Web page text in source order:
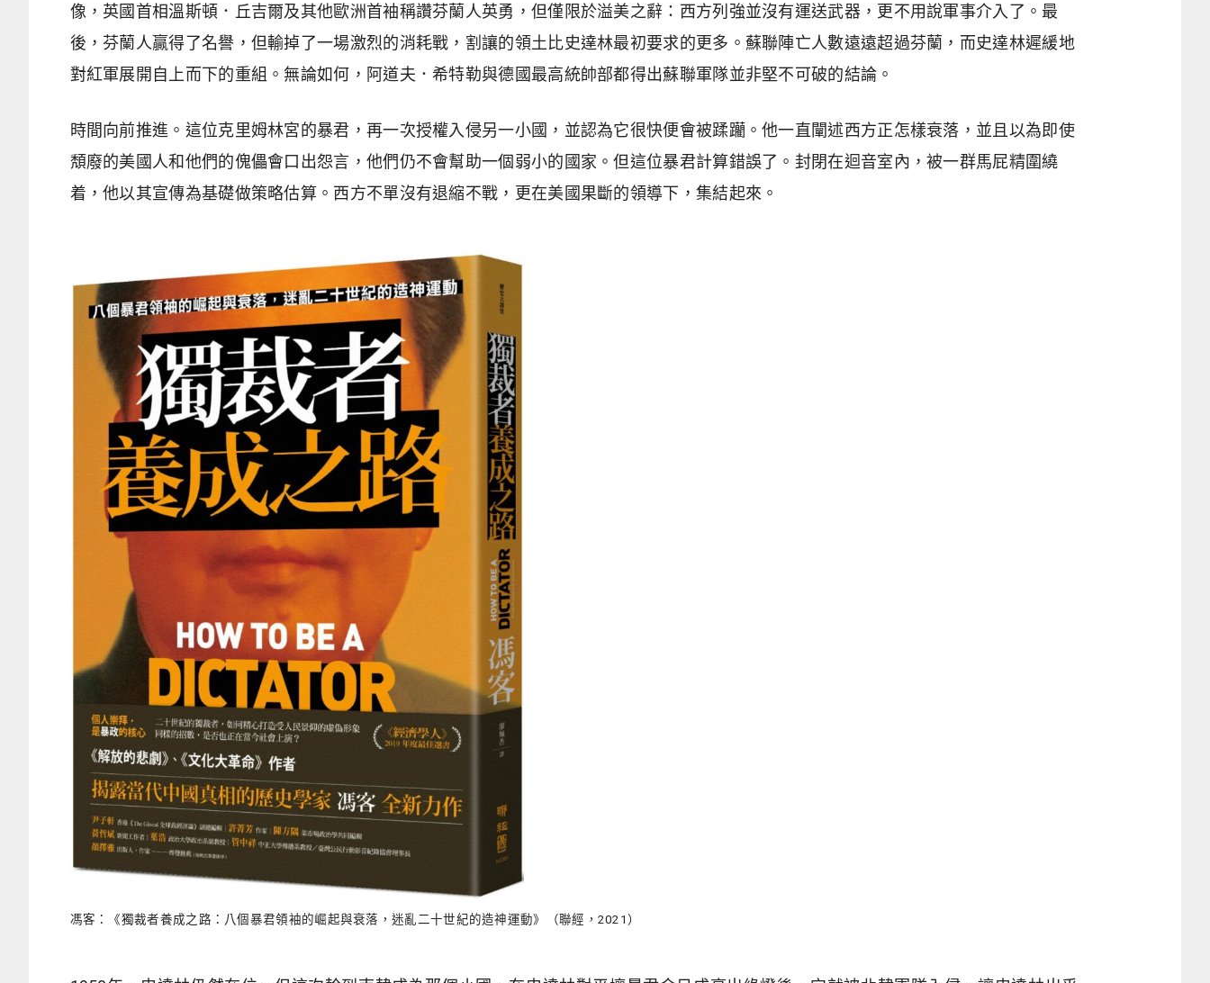
像，英國首相溫斯頓．丘吉爾及其他歐洲首袖稱讚芬蘭人英勇，但僅限於溢美之辭：西方列強並沒有運送武器，更不用說軍事介入了。最
後，芬蘭人贏得了名譽，但輸掉了一場激烈的消耗戰，割讓的領土比史達林最初要求的更多。蘇聯陣亡人數遠遠超過芬蘭，而史達林遲緩地
對紅軍展開自上而下的重組。無論如何，阿道夫．希特勒與德國最高統帥部都得出蘇聯軍隊並非堅不可破的結論。
時間向前推進。這位克里姆林宮的暴君，再一次授權入侵另一小國，並認為它很快便會被蹂躪。他一直闡述西方正怎樣衰落，並且以為即使
頽廢的美國人和他們的傀儡會口出怨言，他們仍不會幫助一個弱小的國家。但這位暴君計算錯誤了。封閉在迴音室內，被一群馬屁精圍繞
着，他以其宣傳為基礎做策略估算。西方不單沒有退縮不戰，更在美國果斷的領導下，集結起來。
馮客：《獨裁者養成之路：八個暴君領袖的崛起與衰落，迷亂二十世紀的造神運動》（聯經，2021）